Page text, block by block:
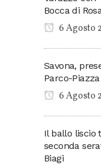
Bocca di
6 Agosto
Savona,
Parco-
6 Agosto
Il ballo liscio
seconda
Biagi